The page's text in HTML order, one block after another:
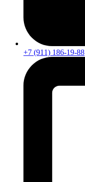
+7 (911) 186-19-88